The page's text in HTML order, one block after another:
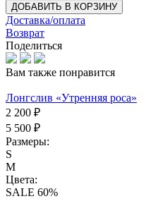
ДОБАВИТЬ В КОРЗИНУ
Доставка/оплата
Возврат
Поделиться
Вам также понравится
Лонгслив «Утренняя роса»
2 200 ₽
5 500 ₽
Размеры:
S
M
Цвета:
SALE 60%